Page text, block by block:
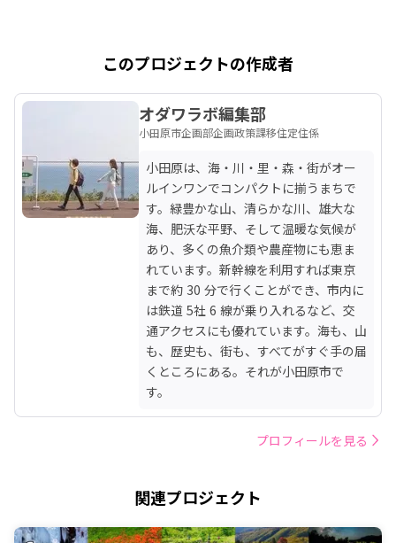
このプロジェクトの作成者
オダワラボ編集部
小田原市企画部企画政策課移住定住係
小田原は、海・川・里・森・街がオー
ルインワンでコンパクトに揃うまちで
す。緑豊かな山、清らかな川、雄大な
海、肥沃な平野、そして温暖な気候が
あり、多くの魚介類や農産物にも恵ま
れています。新幹線を利用すれば東京
まで約 30 分で行くことができ、市内に
は鉄道 5社 6 線が乗り入れるなど、交
通アクセスにも優れています。海も、山
も、歴史も、街も、すべてがすぐ手の届
くところにある。それが小田原市で
す。
プロフィールを見る
関連プロジェクト